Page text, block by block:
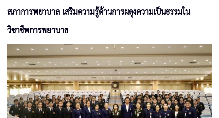
สภาการพยาบาล เสริมความรู้ด้านการผดุงความเป็นธรรมใน
วิชาชีพการพยาบาล